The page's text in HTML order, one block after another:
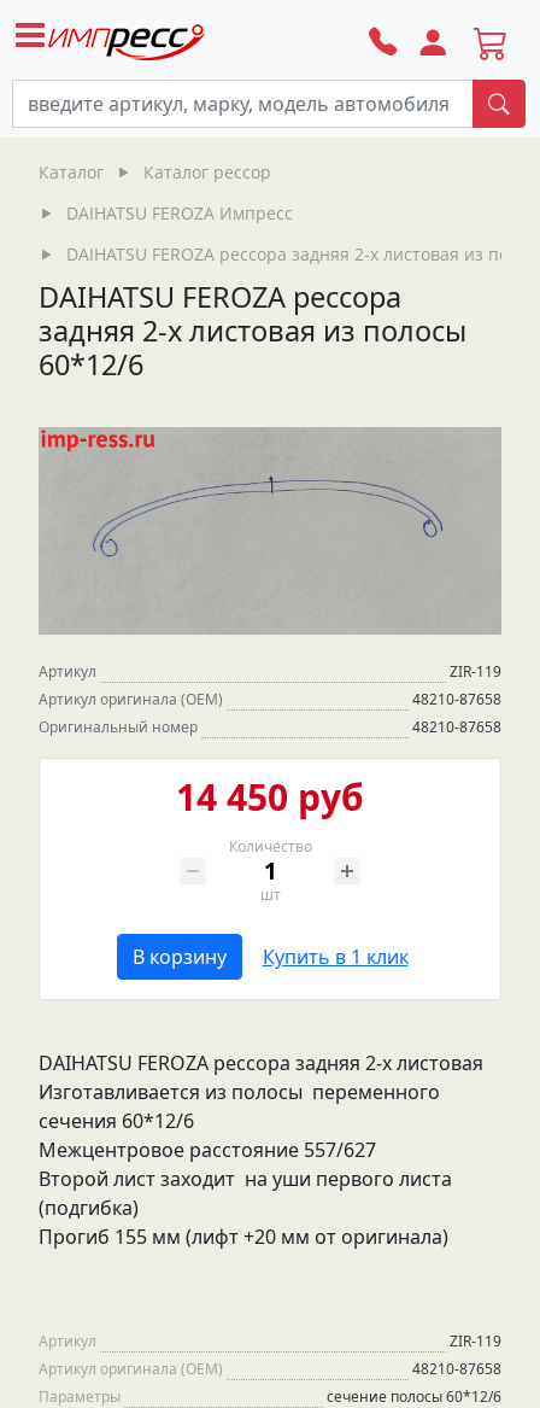
Каталог
Каталог рессор
DAIHATSU FEROZA Импресс
DAIHATSU FEROZA рессора задняя 2-х листовая из
DAIHATSU FEROZA рессора
задняя 2-х листовая из полосы
60*12/6
Артикул
ZIR-119
Артикул оригинала (OEM)
48210-87658
Оригинальный номер
48210-87658
14 450 руб
Количество
шт
В корзину Купить в 1 клик
DAIHATSU FEROZA рессора задняя 2-х листовая
Изготавливается из полосы переменного
сечения 60*12/6
Межцентровое расстояние 557/627
Второй лист заходит на уши первого листа
(подгибка)
Прогиб 155 мм (лифт +20 мм от оригинала)
Артикул
ZIR-119
Артикул оригинала (OEM)
48210-87658
Параметры
сечение полосы 60*12/6